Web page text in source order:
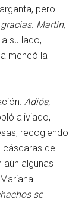
pero
gracias. Martín,
su lado,
meneó la
Adiós,
aliviado,
recogiendo
cáscaras de
aún algunas
se